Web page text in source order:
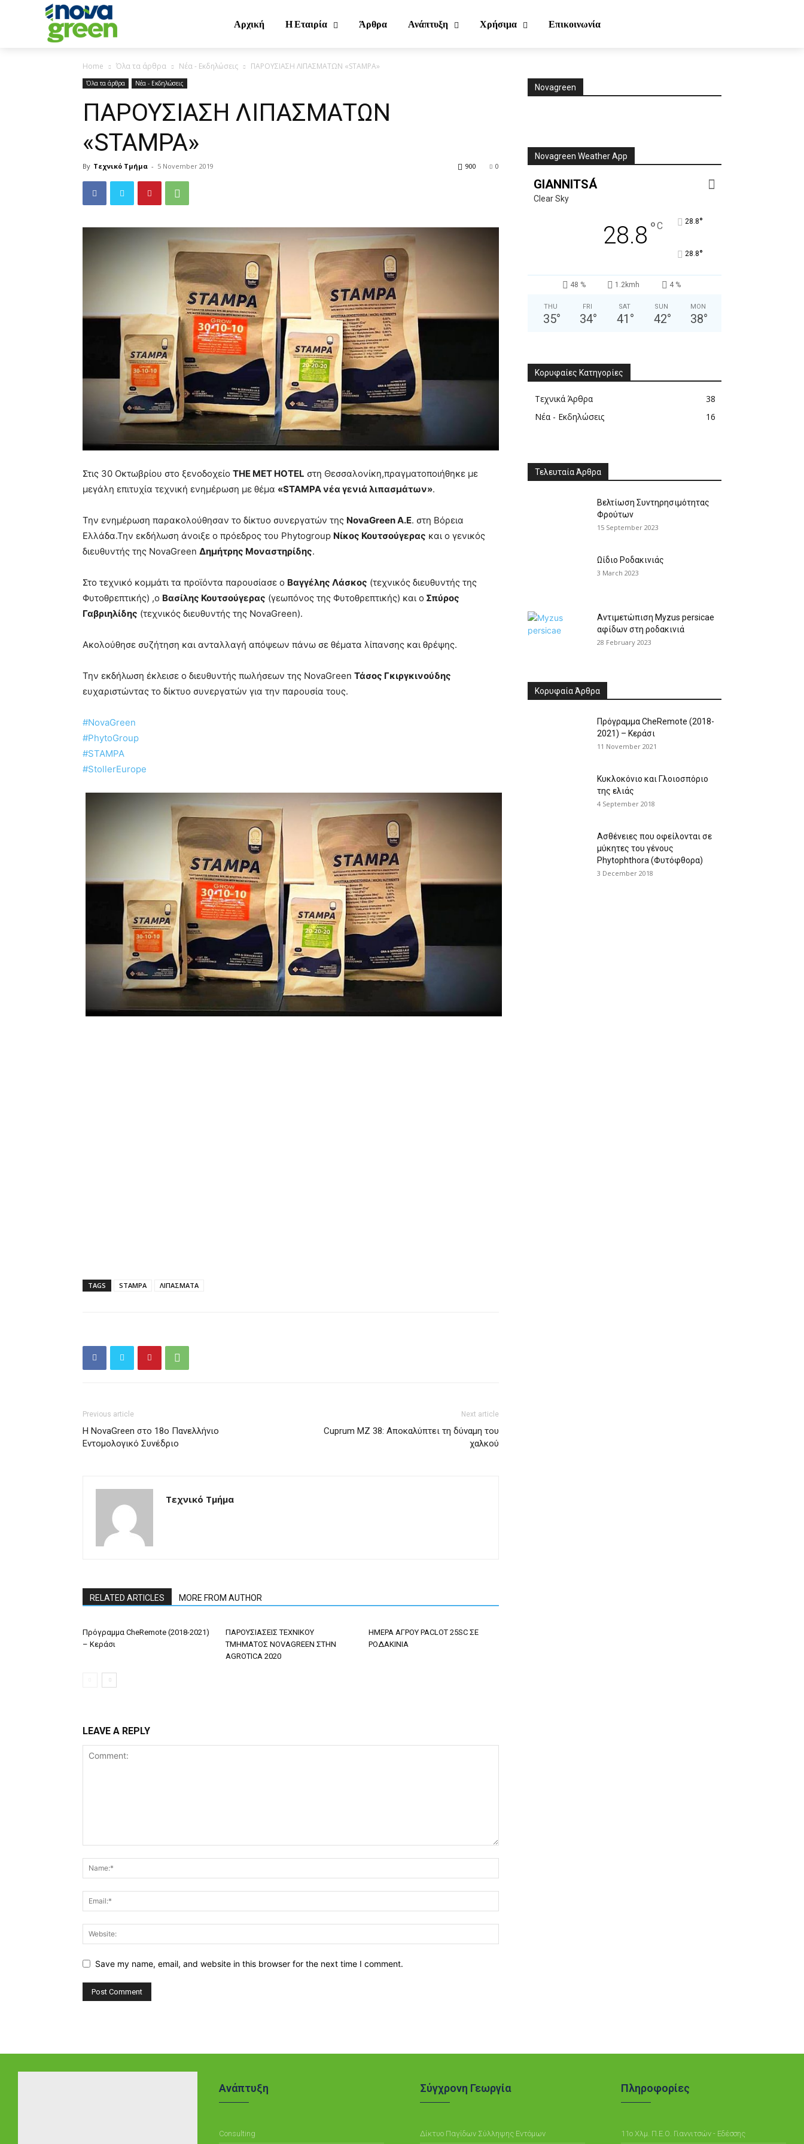
Αρχική Η Εταιρία Άρθρα Ανάπτυξη Χρήσιμα Επικοινωνία
Home Όλα τα άρθρα Νέα - Εκδηλώσεις ΠΑΡΟΥΣΙΑΣΗ ΛΙΠΑΣΜΑΤΩΝ «STAMPA»
Όλα τα άρθρα Νέα - Εκδηλώσεις
ΠΑΡΟΥΣΙΑΣΗ ΛΙΠΑΣΜΑΤΩΝ
«STAMPA»
By Τεχνικό Τμήμα - 5 November 2019 0
900
Στις 30 Οκτωβρίου στο ξενοδοχείο THE MET HOTEL στη Θεσσαλονίκη,πραγματοποιήθηκε με
μεγάλη επιτυχία τεχνική ενημέρωση με θέμα «STAMPA νέα γενιά λιπασμάτων».
Την ενημέρωση παρακολούθησαν το δίκτυο συνεργατών της NovaGreen Α.Ε. στη Βόρεια
Ελλάδα.Την εκδήλωση άνοιξε ο πρόεδρος του Phytogroup Νίκος Κουτσούγερας και ο γενικός
διευθυντής της NovaGreen Δημήτρης Μοναστηρίδης.
Στο τεχνικό κομμάτι τα προϊόντα παρουσίασε ο Βαγγέλης Λάσκος (τεχνικός διευθυντής της
Φυτοθρεπτικής) ,ο Βασίλης Κουτσούγερας (γεωπόνος της Φυτοθρεπτικής) και ο Σπύρος
Γαβριηλίδης (τεχνικός διευθυντής της NovaGreen).
Ακολούθησε συζήτηση και ανταλλαγή απόψεων πάνω σε θέματα λίπανσης και θρέψης.
Την εκδήλωση έκλεισε ο διευθυντής πωλήσεων της NovaGreen Τάσος Γκιργκινούδης
ευχαριστώντας το δίκτυο συνεργατών για την παρουσία τους.
#NovaGreen
#PhytoGroup
#STAMPA
#StollerEurope
TAGS STAMPA ΛΙΠΑΣΜΑΤΑ
Previous article
Η NovaGreen στο 18ο Πανελλήνιο
Εντομολογικό Συνέδριο
Next article
Cuprum MZ 38: Αποκαλύπτει τη δύναμη του
χαλκού
Τεχνικό Τμήμα
RELATED ARTICLES MORE FROM AUTHOR
Πρόγραμμα CheRemote (2018-2021)
– Κεράσι
ΠΑΡΟΥΣΙΑΣΕΙΣ ΤΕΧΝΙΚΟΥ
ΤΜΗΜΑΤΟΣ NOVAGREEN ΣΤΗΝ
AGROTICA 2020
ΗΜΕΡΑ ΑΓΡΟΥ PACLOT 25SC ΣΕ
ΡΟΔΑΚΙΝΙΑ
LEAVE A REPLY
Save my name, email, and website in this browser for the next time I comment.
Novagreen
Novagreen Weather App
GIANNITSÁ
Clear Sky
28.8 °C 28.8°
28.8°
48 % 1.2kmh 4 %
THU
35°
FRI
34°
SAT
41 °
SUN
42°
MON
38°
Κορυφαίες Κατηγορίες
Τεχνικά Άρθρα
38
Νέα - Εκδηλώσεις
16
Τελευταία Άρθρα
Βελτίωση Συντηρησιμότητας
Φρούτων
15 September 2023
Ωίδιο Ροδακινιάς
3 March 2023
Αντιμετώπιση Myzus persicae
αφίδων στη ροδακινιά
28 February 2023
Κορυφαία Άρθρα
Πρόγραμμα CheRemote (2018-
2021) – Κεράσι
11 November 2021
Κυκλοκόνιο και Γλοιοσπόριο
της ελιάς
4 September 2018
Ασθένειες που οφείλονται σε
μύκητες του γένους
Phytophthora (Φυτόφθορα)
3 December 2018
Ανάπτυξη
Consulting
Σύγχρονη Γεωργία
Δίκτυο Παγίδων Σύλληψης Εντόμων
Πληροφορίες
11ο Χλμ. Π.Ε.Ο. Γιαννιτσών - Εδέσσης